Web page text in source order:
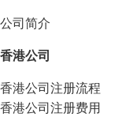
公司简介
香港公司
香港公司注册流程
香港公司注册费用